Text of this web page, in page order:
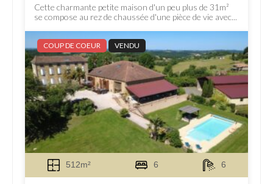
Cette charmante petite maison d'un peu plus de 31m²
se compose au rez de chaussée d'une pièce de vie avec...
COUP DE COEUR VENDU
512m² 6 6